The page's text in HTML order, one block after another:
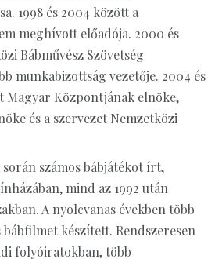
1998 és 2004 között a
meghívott előadója. 2000 és
Bábművész Szövetség
munkabizottság vezetője. 2004 és
Magyar Központjának elnöke,
és a szervezet Nemzetközi
során számos bábjátékot írt,
mind az 1992 után
A nyolcvanas években több
készített. Rendszeresen
folyóiratokban, több